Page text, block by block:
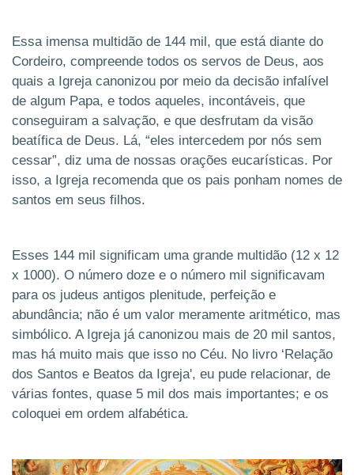
Essa imensa multidão de 144 mil, que está diante do
Cordeiro, compreende todos os servos de Deus, aos
quais a Igreja canonizou por meio da decisão infalível
de algum Papa, e todos aqueles, incontáveis, que
conseguiram a salvação, e que desfrutam da visão
beatífica de Deus. Lá, “eles intercedem por nós sem
cessar”, diz uma de nossas orações eucarísticas. Por
isso, a Igreja recomenda que os pais ponham nomes de
santos em seus filhos.
Esses 144 mil significam uma grande multidão (12 x 12
x 1000). O número doze e o número mil significavam
para os judeus antigos plenitude, perfeição e
abundância; não é um valor meramente aritmético, mas
simbólico. A Igreja já canonizou mais de 20 mil santos,
mas há muito mais que isso no Céu. No livro ‘Relação
dos Santos e Beatos da Igreja', eu pude relacionar, de
várias fontes, quase 5 mil dos mais importantes; e os
coloquei em ordem alfabética.